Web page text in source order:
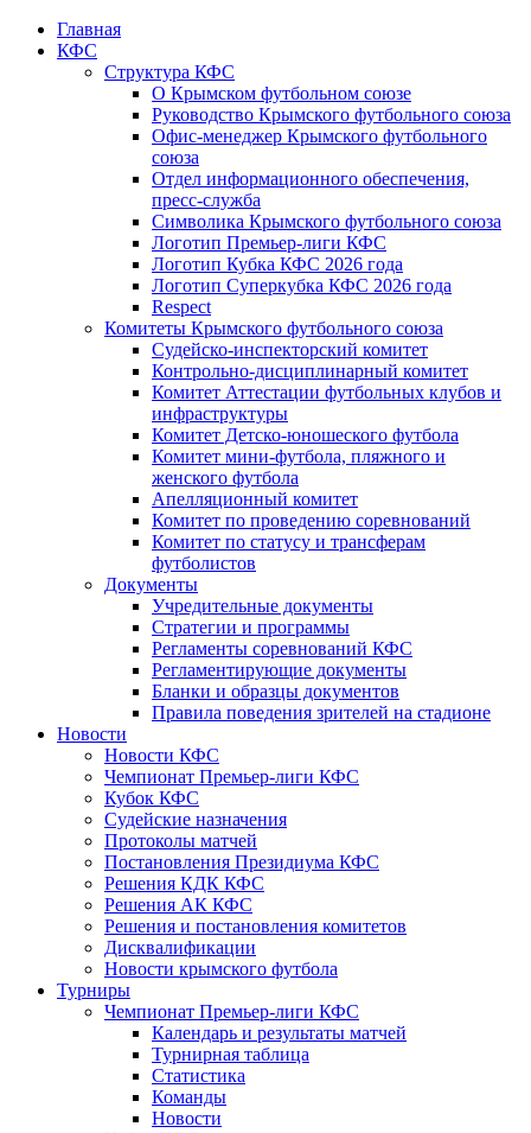
Главная
КФС
Структура КФС
О Крымском футбольном союзе
Руководство Крымского футбольного союза
Офис-менеджер Крымского футбольного
союза
Отдел информационного обеспечения,
пресс-служба
Символика Крымского футбольного союза
Логотип Премьер-лиги КФС
Логотип Кубка КФС 2026 года
Логотип Суперкубка КФС 2026 года
Respect
Комитеты Крымского футбольного союза
Судейско-инспекторский комитет
Контрольно-дисциплинарный комитет
Комитет Аттестации футбольных клубов и
инфраструктуры
Комитет Детско-юношеского футбола
Комитет мини-футбола, пляжного и
женского футбола
Апелляционный комитет
Комитет по проведению соревнований
Комитет по статусу и трансферам
футболистов
Документы
Учредительные документы
Стратегии и программы
Регламенты соревнований КФС
Регламентирующие документы
Бланки и образцы документов
Правила поведения зрителей на стадионе
Новости
Новости КФС
Чемпионат Премьер-лиги КФС
Кубок КФС
Судейские назначения
Протоколы матчей
Постановления Президиума КФС
Решения КДК КФС
Решения АК КФС
Решения и постановления комитетов
Дисквалификации
Новости крымского футбола
Турниры
Чемпионат Премьер-лиги КФС
Календарь и результаты матчей
Турнирная таблица
Статистика
Команды
Новости